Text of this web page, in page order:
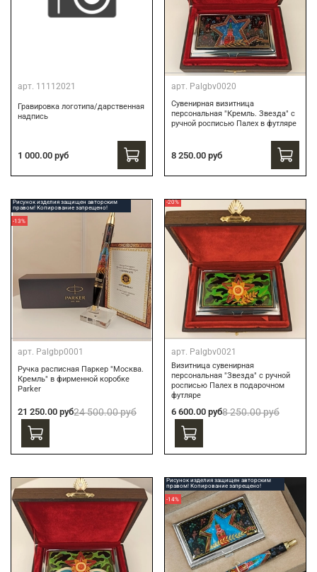
арт. 11112021
Гравировка логотипа/дарственная
надпись
1 000.00 руб
арт. Palgbv0020
Сувенирная визитница
персональная "Кремль. Звезда" с
ручной росписью Палех в футляре
8 250.00 руб
Рисунок изделия защищен авторским
правом! Копирование запрещено!
-13%
арт. Palgbp0001
Ручка расписная Паркер "Москва.
Кремль" в фирменной коробке
Parker
21 250.00 руб24 500.00 руб
-20%
арт. Palgbv0021
Визитница сувенирная
персональная "Звезда" с ручной
росписью Палех в подарочном
футляре
6 600.00 руб8 250.00 руб
Рисунок изделия защищен авторским
правом! Копирование запрещено!
-14%